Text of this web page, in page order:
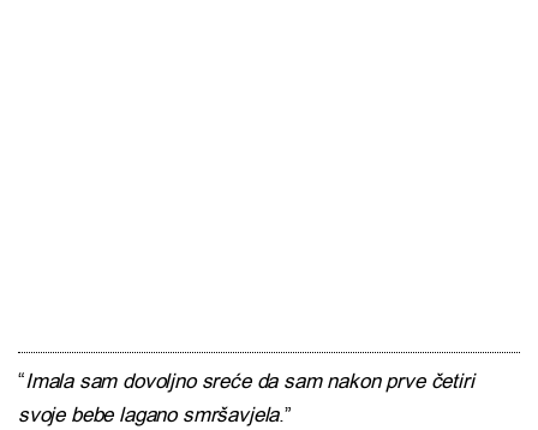
“Imala sam dovoljno sreće da sam nakon prve četiri
svoje bebe lagano smršavjela.”